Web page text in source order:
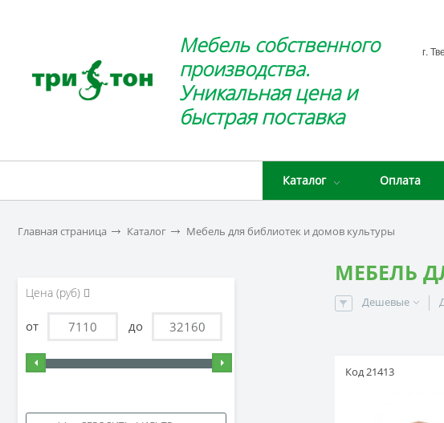
Мебель собственного
производства.
Уникальная цена и
быстрая поставка
г.
Каталог Оплата
Главная страница Каталог Мебель для библиотек и домов культуры
Цена (руб)
от до
МЕБЕЛЬ
Дешевые
Код 21413